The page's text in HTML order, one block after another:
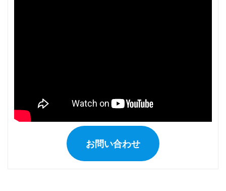
お問い合わせ